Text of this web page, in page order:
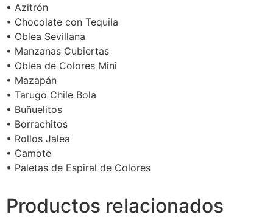
• Azitrón
• Chocolate con Tequila
• Oblea Sevillana
• Manzanas Cubiertas
• Oblea de Colores Mini
• Mazapán
• Tarugo Chile Bola
• Buñuelitos
• Borrachitos
• Rollos Jalea
• Camote
• Paletas de Espiral de Colores
Productos relacionados